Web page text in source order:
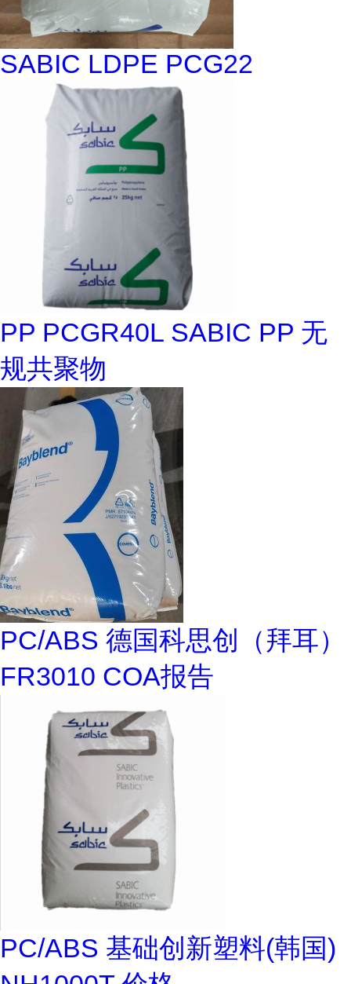
SABIC LDPE PCG22
PP PCGR40L SABIC PP 无
规共聚物
PC/ABS 德国科思创（拜耳）
FR3010 COA报告
PC/ABS 基础创新塑料(韩国)